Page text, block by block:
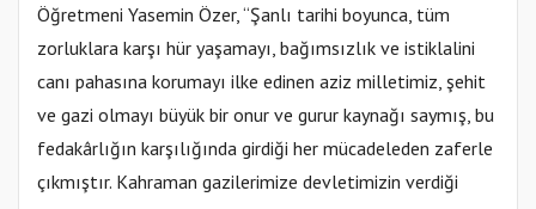
Öğretmeni Yasemin Özer, “Şanlı tarihi boyunca, tüm
zorluklara karşı hür yaşamayı, bağımsızlık ve istiklalini
canı pahasına korumayı ilke edinen aziz milletimiz, şehit
ve gazi olmayı büyük bir onur ve gurur kaynağı saymış, bu
fedakârlığın karşılığında girdiği her mücadeleden zaferle
çıkmıştır. Kahraman gazilerimize devletimizin verdiği